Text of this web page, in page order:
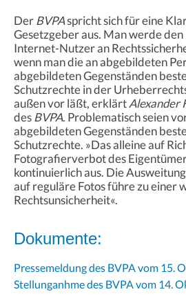
DerBVPAspricht sich für eine
Gesetzgeber aus. Man werde
Internet-Nutzer an
wenn man die an abgebildeten
abgebildeten Gegenständen
Schutzrechte in der
außen vor läßt, erklärtAlexander
desBVPA. Problematisch seien
abgebildeten Gegenständen
Schutzrechte. »Das alleine auf
Fotografierverbot des
kontinuierlich aus. Die
auf reguläre Fotos führe zu einer
Rechtsunsicherheit«.
Dokumente:
Pressemeldung des BVPA vom 15.
Stellunganhme des BVPA vom 14.